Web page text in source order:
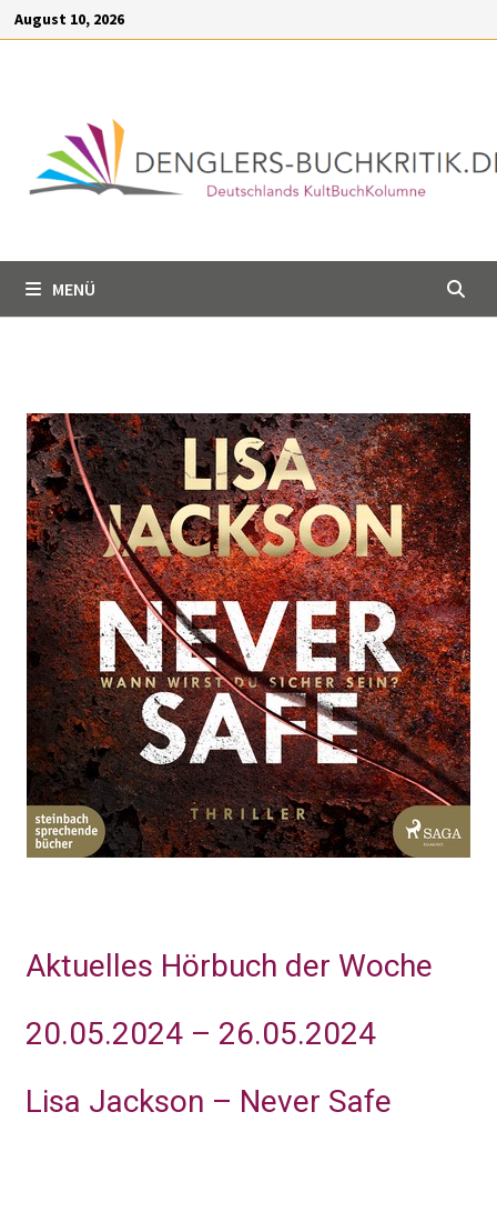
springen
August 10, 2026
MENÜ
Aktuelles Hörbuch der Woche
20.05.2024 – 26.05.2024
Lisa Jackson – Never Safe